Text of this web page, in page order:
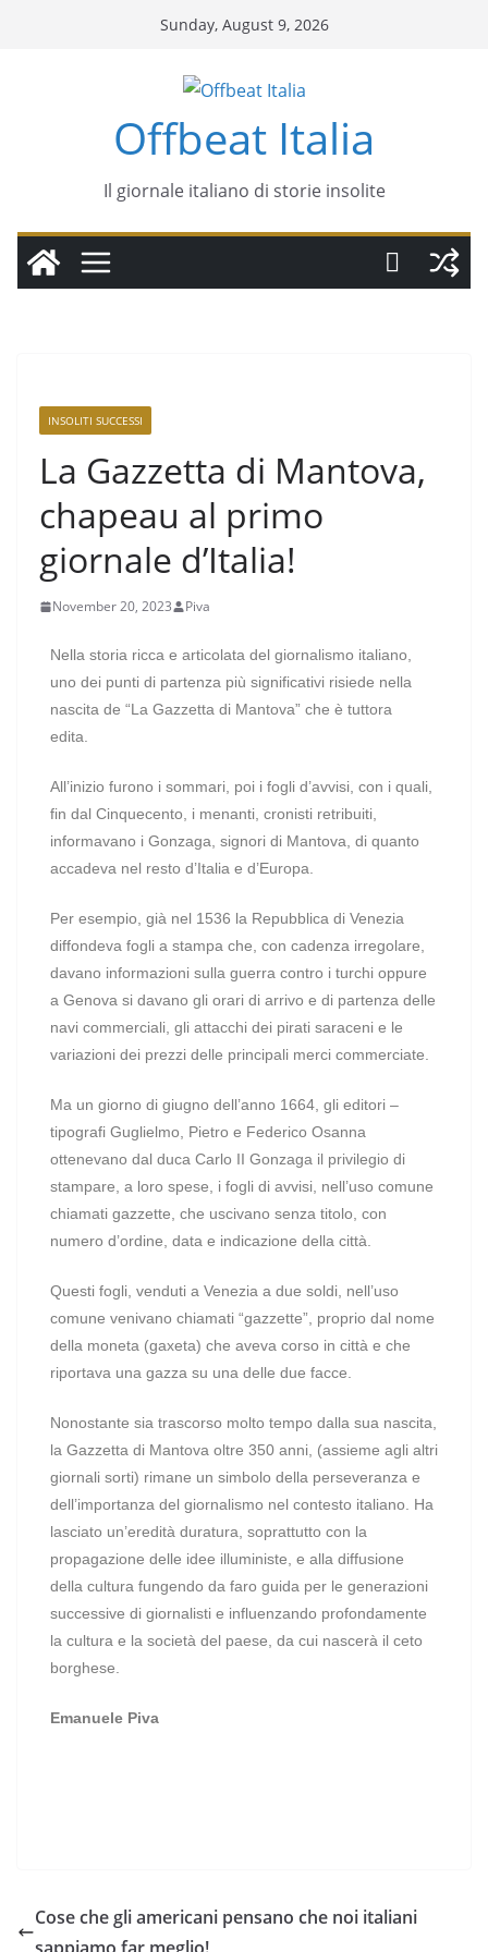
Sunday, August 9, 2026
Offbeat Italia
Il giornale italiano di storie insolite
INSOLITI SUCCESSI
La Gazzetta di Mantova,
chapeau al primo
giornale d’Italia!
November 20, 2023 Piva
Nella storia ricca e articolata del giornalismo italiano,
uno dei punti di partenza più significativi risiede nella
nascita de “La Gazzetta di Mantova” che è tuttora
edita.
All’inizio furono i sommari, poi i fogli d’avvisi, con i quali,
fin dal Cinquecento, i menanti, cronisti retribuiti,
informavano i Gonzaga, signori di Mantova, di quanto
accadeva nel resto d’Italia e d’Europa.
Per esempio, già nel 1536 la Repubblica di Venezia
diffondeva fogli a stampa che, con cadenza irregolare,
davano informazioni sulla guerra contro i turchi oppure
a Genova si davano gli orari di arrivo e di partenza delle
navi commerciali, gli attacchi dei pirati saraceni e le
variazioni dei prezzi delle principali merci commerciate.
Ma un giorno di giugno dell’anno 1664, gli editori –
tipografi Guglielmo, Pietro e Federico Osanna
ottenevano dal duca Carlo II Gonzaga il privilegio di
stampare, a loro spese, i fogli di avvisi, nell’uso comune
chiamati gazzette, che uscivano senza titolo, con
numero d’ordine, data e indicazione della città.
Questi fogli, venduti a Venezia a due soldi, nell’uso
comune venivano chiamati “gazzette”, proprio dal nome
della moneta (gaxeta) che aveva corso in città e che
riportava una gazza su una delle due facce.
Nonostante sia trascorso molto tempo dalla sua nascita,
la Gazzetta di Mantova oltre 350 anni, (assieme agli altri
giornali sorti) rimane un simbolo della perseveranza e
dell’importanza del giornalismo nel contesto italiano. Ha
lasciato un’eredità duratura, soprattutto con la
propagazione delle idee illuministe, e alla diffusione
della cultura fungendo da faro guida per le generazioni
successive di giornalisti e influenzando profondamente
la cultura e la società del paese, da cui nascerà il ceto
borghese.
Emanuele Piva
Cose che gli americani pensano che noi italiani